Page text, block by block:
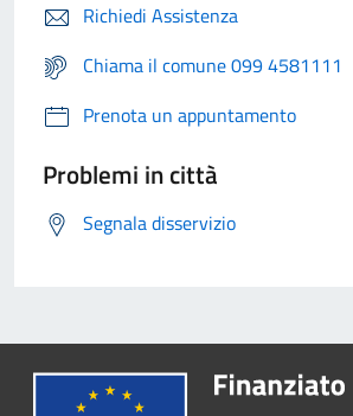
Richiedi Assistenza
Chiama il comune 099 4581111
Prenota un appuntamento
Problemi in città
Segnala disservizio